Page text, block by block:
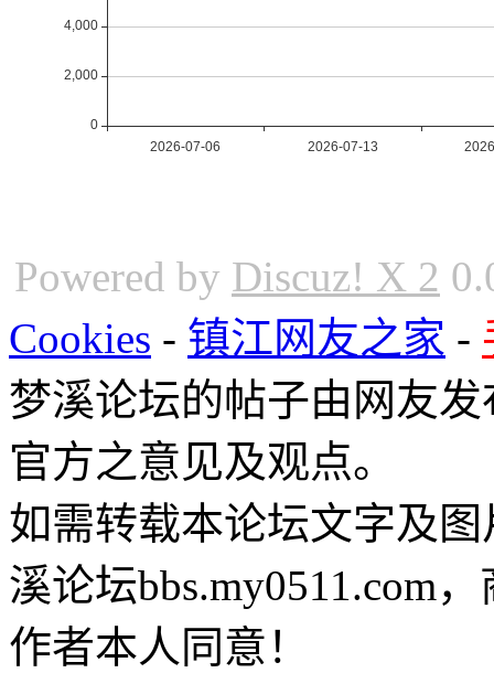
Powered by Discuz! X 2
Cookies - 镇江网友之家 -
梦溪论坛的帖子由网友
官方之意见及观点。
如需转载本论坛文字及
溪论坛bbs.my0511.com
作者本人同意！